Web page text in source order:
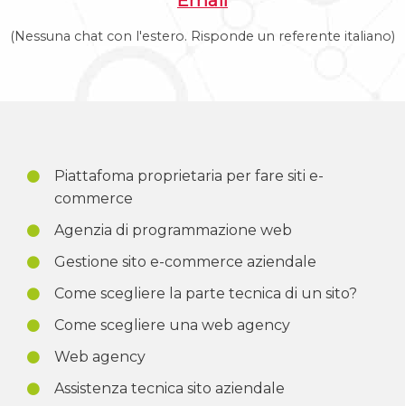
(Nessuna chat con l'estero. Risponde un referente italiano)
Piattafoma proprietaria per fare siti e-
commerce
Agenzia di programmazione web
Gestione sito e-commerce aziendale
Come scegliere la parte tecnica di un sito?
Come scegliere una web agency
Web agency
Assistenza tecnica sito aziendale